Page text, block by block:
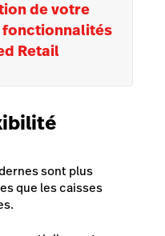
de votre
fonctionnalités
Retail
sont plus
que les caisses